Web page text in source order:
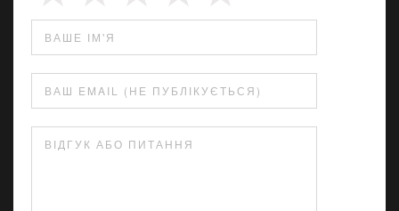
ВАШЕ ІМ'Я
ВАШ EMAIL (НЕ ПУБЛІКУЄТЬСЯ)
ВІДГУК АБО ПИТАННЯ